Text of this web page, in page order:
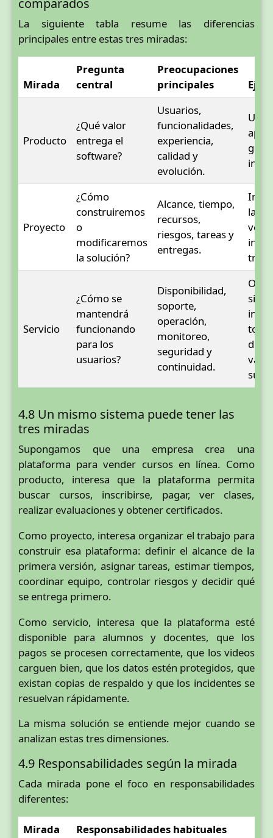
comparados
La siguiente tabla resume las diferencias
principales entre estas tres miradas:
Mirada
Pregunta
central
Preocupaciones
principales
Producto
¿Qué valor
entrega el
software?
Usuarios,
funcionalidades,
experiencia,
calidad y
evolución.
Una
Proyecto
¿Cómo
construiremos
o
modificaremos
la solución?
Alcance, tiempo,
recursos,
riesgos, tareas y
entregas.
la
tres
Servicio
¿Cómo se
mantendrá
funcionando
para los
usuarios?
Disponibilidad,
soporte,
operación,
monitoreo,
seguridad y
continuidad.
días
4.8 Un mismo sistema puede tener las
tres miradas
Supongamos que una empresa crea una
plataforma para vender cursos en línea. Como
producto, interesa que la plataforma permita
buscar cursos, inscribirse, pagar, ver clases,
realizar evaluaciones y obtener certificados.
Como proyecto, interesa organizar el trabajo para
construir esa plataforma: definir el alcance de la
primera versión, asignar tareas, estimar tiempos,
coordinar equipo, controlar riesgos y decidir qué
se entrega primero.
Como servicio, interesa que la plataforma esté
disponible para alumnos y docentes, que los
pagos se procesen correctamente, que los videos
carguen bien, que los datos estén protegidos, que
existan copias de respaldo y que los incidentes se
resuelvan rápidamente.
La misma solución se entiende mejor cuando se
analizan estas tres dimensiones.
4.9 Responsabilidades según la mirada
Cada mirada pone el foco en responsabilidades
diferentes:
Mirada Responsabilidades habituales